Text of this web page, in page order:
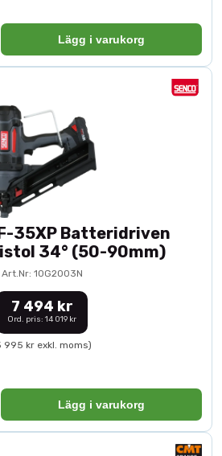
Lägg i varukorg
35XP Batteridriven
34° (50-90mm)
Art.Nr: 10G2003N
7 494 kr
Ord. pris: 14 019 kr
995 kr exkl. moms)
Lägg i varukorg